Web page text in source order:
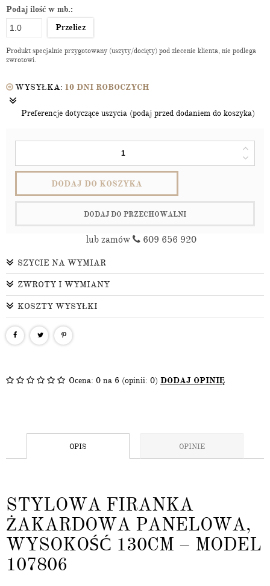
Podaj ilość w mb.:
Przelicz
Produkt specjalnie przygotowany (uszyty/docięty) pod zlecenie klienta, nie podlega
zwrotowi.
WYSYŁKA: 10 DNI ROBOCZYCH
Preferencje dotyczące uszycia (podaj przed dodaniem do koszyka)
DODAJ DO KOSZYKA
DODAJ DO PRZECHOWALNI
lub zamów 609 656 920
SZYCIE NA WYMIAR
ZWROTY I WYMIANY
KOSZTY WYSYŁKI
Ocena: 0 na 6 (opinii: 0) DODAJ OPINIĘ
OPIS OPINIE
STYLOWA FIRANKA
ŻAKARDOWA PANELOWA,
WYSOKOŚĆ 130CM – MODEL
107806